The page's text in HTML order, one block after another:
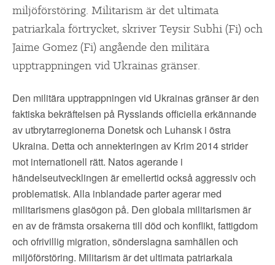
miljöförstöring. Militarism är det ultimata
patriarkala förtrycket, skriver Teysir Subhi (Fi) och
Jaime Gomez (Fi) angående den militära
upptrappningen vid Ukrainas gränser.
Den militära upptrappningen vid Ukrainas gränser är den
faktiska bekräftelsen på Rysslands officiella erkännande
av utbrytarregionerna Donetsk och Luhansk i östra
Ukraina. Detta och annekteringen av Krim 2014 strider
mot internationell rätt. Natos agerande i
händelseutvecklingen är emellertid också aggressiv och
problematisk. Alla inblandade parter agerar med
militarismens glasögon på. Den globala militarismen är
en av de främsta orsakerna till död och konflikt, fattigdom
och ofrivillig migration, sönderslagna samhällen och
miljöförstöring. Militarism är det ultimata patriarkala